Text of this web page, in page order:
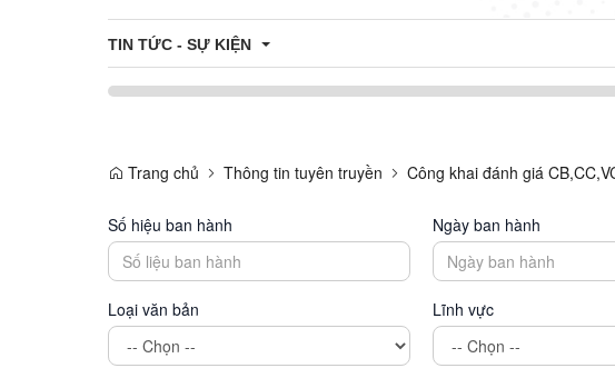
TIN TỨC - SỰ KIỆN
Thông tin đấu thầu - đấu giá
Công khai danh sách hỗ trợ Công dân - Doanh nghiệp
Du Lịch
Hoạt động các xã - thị trấn
Hoạt động các đoàn thể
Trang chủ Thông tin tuyên truyền Công khai đánh giá
Số hiệu ban hành Ngày ban hành
Loại văn bản
Lĩnh vực